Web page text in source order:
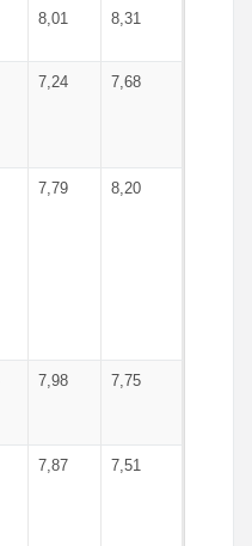
8,01 8,31
7,24 7,68
7,79 8,20
7,98 7,75
7,87 7,51